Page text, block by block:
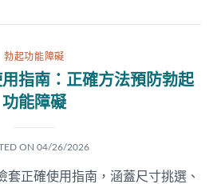
勃起功能障礙
指南：正確方法預防勃起
功能障礙
ON 04/26/2026
套正確使用指南，涵蓋尺寸挑選、